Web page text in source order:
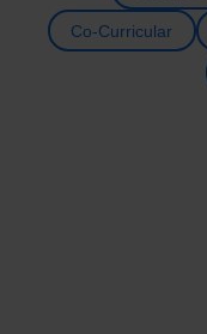
Co-Curricular